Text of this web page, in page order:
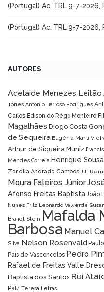
(Portugal) Ac. TRL 9-7-2026,
(Portugal) Ac. TRL 9-7-2026,
AUTORES
Adelaide Menezes Leitão
Torres António Barroso Rodrigues
Carlos Edison do Rêgo Monteiro
Magalhães Diogo Costa
de Sequeira Eugénia Maria
Arthur de Siqueira Muniz
Mendes Correia Henrique
Zanella Andrade Campos J.P.
Moura Faleiros Júnior
Afonso Freitas Baptista João
Nunes Fritz Leonardo Valverde
Brandt Stein Mafalda
Barbosa Manuel
Silva Nelson Rosenvald
Pais de Vasconcelos Pedro
Rafael de Freitas Valle
Baptista dos Santos Rui
Patz Teresa Letras